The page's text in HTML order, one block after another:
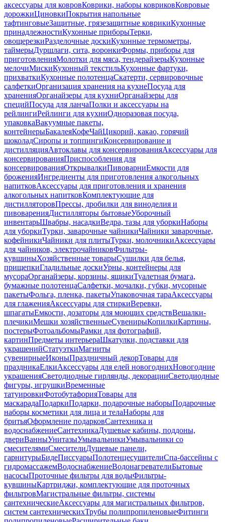
аксессуары для ковровКоврики, наборы ковриковКовровые
дорожкиЦиновкиПокрытия напольные
тафтинговыеЗащитные, грязезащитные коврикиКухонные
принадлежностиКухонные приборыТерки,
овощерезкиРазделочные доскиКухонные термометры,
таймерыДуршлаги, сита, воронкиФормы, приборы для
приготовленияМолотки для мяса, тендерайзерыКухонные
мелочиМискиКухонный текстильКухонные фартуки,
прихваткиКухонные полотенцаСкатерти, сервировочные
салфеткиОрганизация хранения на кухнеПосуда для
храненияОрганайзеры для кухниОрганайзеры для
специйПосуда для ланчаПолки и аксессуары на
рейлингиРейлинги для кухниОдноразовая посуда,
упаковкаВакуумные пакеты,
контейнерыБакалеяКофеЧайЦикорий, какао, горячий
шоколадСиропы и топпингиКонсервирование и
дистилляцияАвтоклавы для консервированияАксессуары для
консервированияПриспособления для
консервированияОткрывалкиПивоварниЕмкости для
броженияИнгредиенты для приготовления алкогольных
напитковАксессуары для приготовления и хранения
алкогольных напитковКомплектующие для
дистилляторовПрессы, дробилки для виноделия и
пивоваренияДистилляторы бытовыеУборочный
инвентарьШвабры, насадкиВедра, тазы для уборкиНаборы
для уборкиТурки, заварочные чайникиЧайники заварочные,
кофейникиЧайники для плитыТурки, молочникиАксессуары
для чайников, электрочайниковФильтры-
кувшиныХозяйственные товарыСушилки для белья,
прищепкиГладильные доскиУрны, контейнеры для
мусораОрганайзеры, корзины, ящикиТуалетная бумага,
бумажные полотенцаСалфетки, мочалки, губки, мусорные
пакетыФольга, пленка, пакетыУпаковочная тараАксессуары
для глаженияАксессуары для стиркиВеревки,
шпагатыЕмкости, дозаторы для моющих средствВешалки-
плечикиМешки хозяйственныеСувенирыКопилкиКартины,
постерыФотоальбомыРамки для фотографий,
картинПредметы интерьераШкатулки, подставки для
украшенийСтатуэткиМагниты
сувенирныеИконыПраздничный декорТовары для
праздникаЕлкиАксессуары для елей новогоднихНовогодние
украшенияСветодиодные гирлянды, декорацииСветодиодные
фигуры, игрушкиВременные
татуировкиФотобутафорияТовары для
маскарадаПодаркиПодарки, подарочные наборыПодарочные
наборы косметики для лица и телаНаборы для
бритьяОформление подарковСантехника и
водоснабжениеСантехникаДушевые кабины, поддоны,
двериВанныУнитазыУмывальникиУмывальники со
смесителямиСмесителиДушевые панели,
гарнитурыБидеПиссуарыПолотенцесушителиСпа-бассейны с
гидромассажемВодоснабжениеВодонагревателиБытовые
насосыПроточные фильтры для водыФильтры-
кувшиныКартриджи, комплектующие для проточных
фильтровМагистральные фильтры, системы
сантехническиеАксессуары для магистральных фильтров,
систем сантехническихТрубы полипропиленовыеФитинги